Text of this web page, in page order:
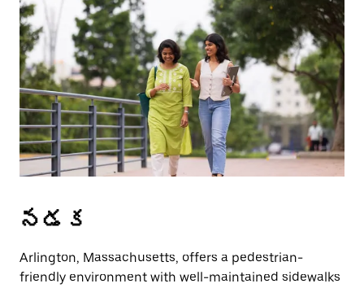
a
date.
Press
the
escape
button
to
close
the
calendar.
నడక
Arlington, Massachusetts, offers a pedestrian-
friendly environment with well-maintained sidewalks